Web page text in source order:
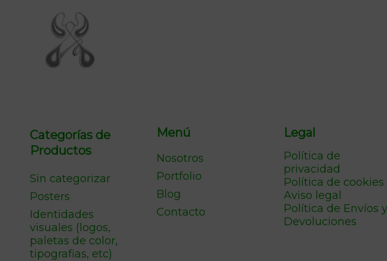
Categorías de
Productos
Sin categorizar
Posters
Identidades
visuales (logos,
paletas de color,
tipografias, etc)
Menú
Nosotros
Portfolio
Blog
Contacto
Legal
Política de
privacidad
Política de cookies
Aviso legal
Política de Envíos y
Devoluciones